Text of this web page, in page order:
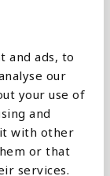
and ads, to
our
your use of
and
with other
or that
services.